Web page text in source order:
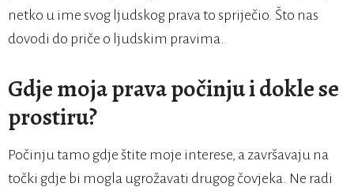
netko u ime svog ljudskog prava to spriječio. Što nas
dovodi do priče o ljudskim pravima.
Gdje moja prava počinju i dokle se
prostiru?
Počinju tamo gdje štite moje interese, a završavaju na
točki gdje bi mogla ugrožavati drugog čovjeka. Ne radi